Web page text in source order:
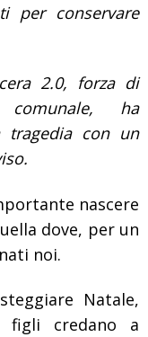
per conservare
2.0, forza di
ha
tragedia con un
nascere
dove, per un
noi.
Natale,
figli credano a